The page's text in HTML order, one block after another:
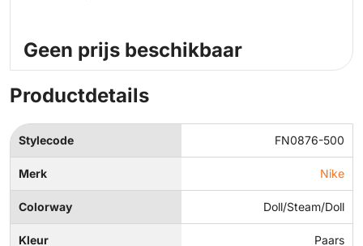
Geen prijs beschikbaar
Productdetails
Stylecode FN0876-500
Merk Nike
Colorway Doll/Steam/Doll
Kleur Paars